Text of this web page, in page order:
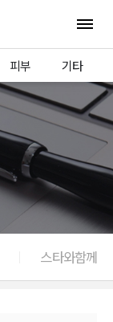
전체
피부 기타
스타와함께